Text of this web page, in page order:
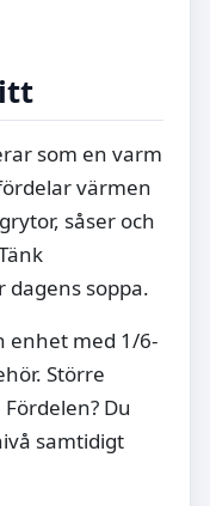
som en varm
värmen
såser och
soppa.
enhet med 1/6-
Större
Du
samtidigt